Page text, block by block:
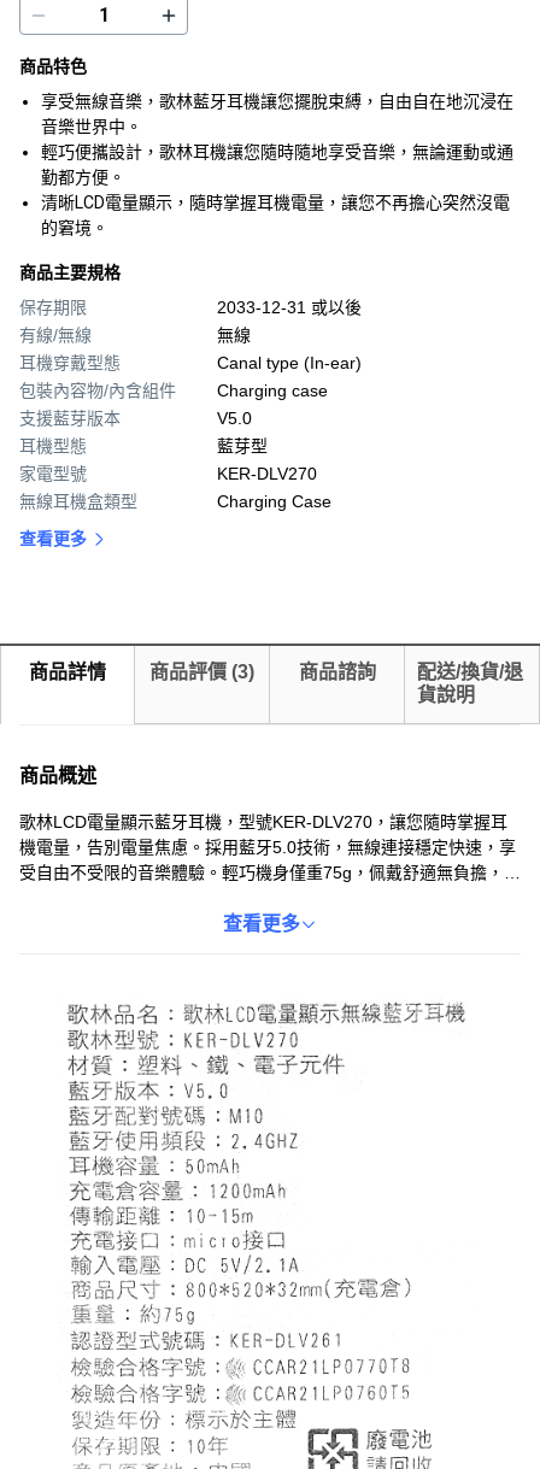
商品特色
享受無線音樂，歌林藍牙耳機讓您擺脫束縛，自由自在地沉浸在
音樂世界中。
輕巧便攜設計，歌林耳機讓您隨時隨地享受音樂，無論運動或通
勤都方便。
清晰LCD電量顯示，隨時掌握耳機電量，讓您不再擔心突然沒電
的窘境。
商品主要規格
保存期限
2033-12-31 或以後
有線/無線
無線
耳機穿戴型態
Canal type (In-ear)
包裝內容物/內含組件
Charging case
支援藍芽版本
V5.0
耳機型態
藍芽型
家電型號
KER-DLV270
無線耳機盒類型
Charging Case
查看更多
商品詳情 商品評價 (3) 商品諮詢
配送/換貨/退
貨說明
商品概述
歌林LCD電量顯示藍牙耳機，型號KER-DLV270，讓您隨時掌握耳
機電量，告別電量焦慮。採用藍牙5.0技術，無線連接穩定快速，享
受自由不受限的音樂體驗。輕巧機身僅重75g，佩戴舒適無負擔，讓
力，滿足您一整天的使用需求。無論是運動、通勤還是休閒，歌林
查看更多